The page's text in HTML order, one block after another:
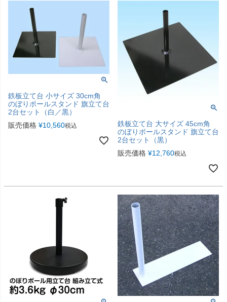
鉄板立て台 小サイズ 30cm角
のぼりポールスタンド 旗立て台
2台セット（白／黒）
販売価格 ¥10,560税込
鉄板立て台 大サイズ 45cm角
のぼりポールスタンド 旗立て台
2台セット（黒）
販売価格 ¥12,760税込